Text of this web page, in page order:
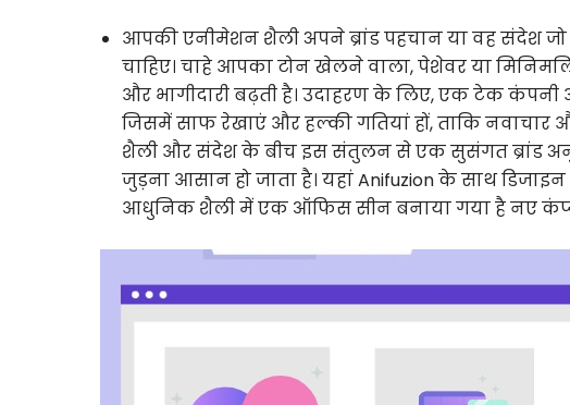
आपकी एनीमेशन शैली अपने ब्रांड पहचान या वह संदेश
चाहिए। चाहे आपका टोन खेलने वाला, पेशेवर या
और भागीदारी बढ़ती है। उदाहरण के लिए, एक टेक
जिसमें साफ रेखाएं और हल्की गतियां हों, ताकि
शैली और संदेश के बीच इस संतुलन से एक सुसंगत ब्रांड
जुड़ना आसान हो जाता है। यहां Anifuzion के साथ
आधुनिक शैली में एक ऑफिस सीन बनाया गया है नए